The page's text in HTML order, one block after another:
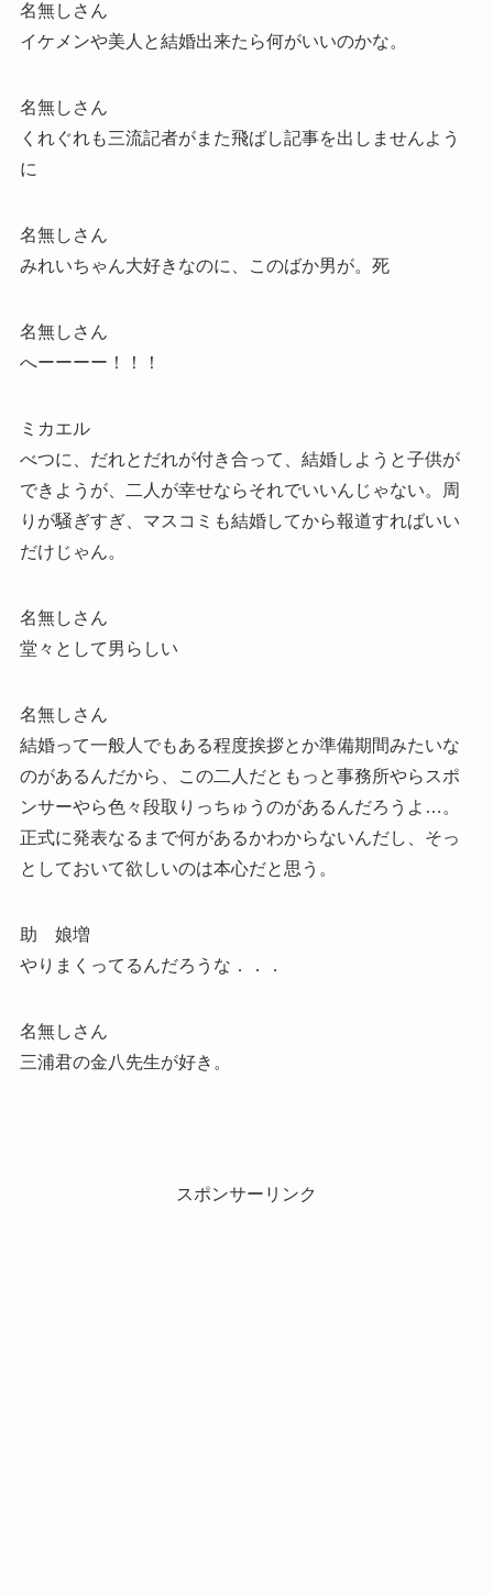
名無しさん
イケメンや美人と結婚出来たら何がいいのかな。
名無しさん
くれぐれも三流記者がまた飛ばし記事を出しませんよう
に
名無しさん
みれいちゃん大好きなのに、このばか男が。死
名無しさん
へーーーー！！！
ミカエル
べつに、だれとだれが付き合って、結婚しようと子供が
できようが、二人が幸せならそれでいいんじゃない。周
りが騒ぎすぎ、マスコミも結婚してから報道すればいい
だけじゃん。
名無しさん
堂々として男らしい
名無しさん
結婚って一般人でもある程度挨拶とか準備期間みたいな
のがあるんだから、この二人だともっと事務所やらスポ
ンサーやら色々段取りっちゅうのがあるんだろうよ…。
正式に発表なるまで何があるかわからないんだし、そっ
としておいて欲しいのは本心だと思う。
助 娘増
やりまくってるんだろうな．．．
名無しさん
三浦君の金八先生が好き。
スポンサーリンク